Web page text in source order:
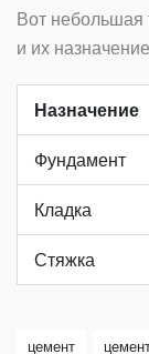
Вот небольшая
и их
Назначение
Фундамент
Кладка
Стяжка
цемент